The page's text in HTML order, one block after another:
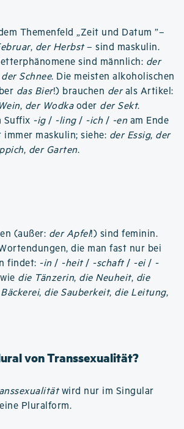
Themenfeld „Zeit und Datum ”–
, der Herbst– sind maskulin.
sind männlich: der
der Schnee. Die meisten alkoholischen
das Bier!) brauchen derals Artikel:
, der Wodkaoder der Sekt.
Suffix -ig/ -ling/ -ich / -en am Ende
maskulin; siehe: der Essig, der
, der Garten.
(außer: der Apfel!) sind feminin.
die man fast nur bei
findet: -in / -heit/ -schaft/ -ei/ -
die Tänzerin, die Neuheit, die
, die Sauberkeit, die Leitung,
von Transsexualität?
wird nur im Singular
Pluralform.